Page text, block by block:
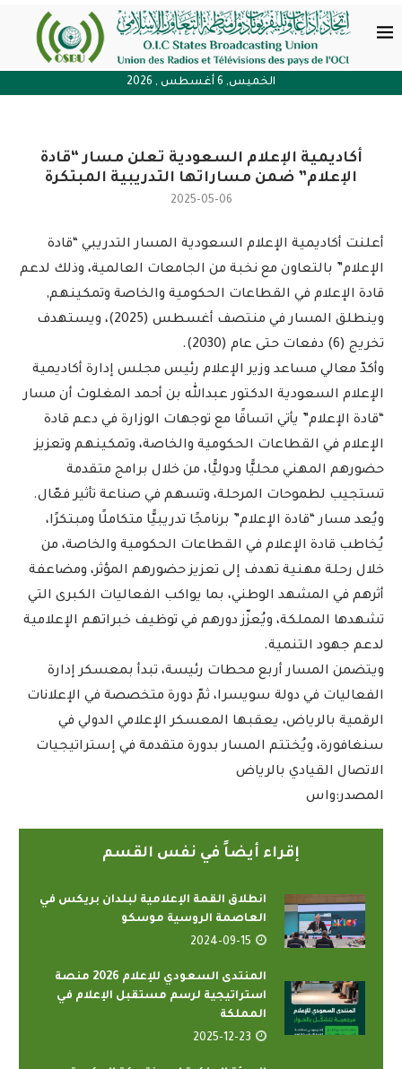
الخميس, 6 أغسطس , 2026
أكاديمية الإعلام السعودية تعلن مسار “قادة
الإعلام” ضمن مساراتها التدريبية المبتكرة
2025-05-06
أعلنت أكاديمية الإعلام السعودية المسار التدريبي “قادة
الإعلام” بالتعاون مع نخبة من الجامعات العالمية، وذلك لدعم
قادة الإعلام في القطاعات الحكومية والخاصة وتمكينهم,
وينطلق المسار في منتصف أغسطس (2025)، ويستهدف
تخريج (6) دفعات حتى عام (2030).
وأكدّ معالي مساعد وزير الإعلام رئيس مجلس إدارة أكاديمية
الإعلام السعودية الدكتور عبدالله بن أحمد المغلوث أن مسار
“قادة الإعلام” يأتي اتساقًا مع توجهات الوزارة في دعم قادة
الإعلام في القطاعات الحكومية والخاصة، وتمكينهم وتعزيز
حضورهم المهني محليًّا ودوليًّا، من خلال برامج متقدمة
تستجيب لطموحات المرحلة، وتسهم في صناعة تأثير فعّال.
ويُعد مسار “قادة الإعلام” برنامجًا تدريبيًّا متكاملًا ومبتكرًا،
يُخاطب قادة الإعلام في القطاعات الحكومية والخاصة، من
خلال رحلة مهنية تهدف إلى تعزيز حضورهم المؤثر، ومضاعفة
أثرهم في المشهد الوطني، بما يواكب الفعاليات الكبرى التي
تشهدها المملكة، ويُعزّز دورهم في توظيف خبراتهم الإعلامية
لدعم جهود التنمية.
ويتضمن المسار أربع محطات رئيسة، تبدأ بمعسكر إدارة
الفعاليات في دولة سويسرا، ثمّ دورة متخصصة في الإعلانات
الرقمية بالرياض، يعقبها المعسكر الإعلامي الدولي في
سنغافورة، ويُختتم المسار بدورة متقدمة في إستراتيجيات
الاتصال القيادي بالرياض
المصدر:واس
إقراء أيضاً في نفس القسم
انطلاق القمة الإعلامية لبلدان بريكس في
العاصمة الروسية موسكو
2024-09-15
المنتدى السعودي للإعلام 2026 منصة
استراتيجية لرسم مستقبل الإعلام في
المملكة
2025-12-23